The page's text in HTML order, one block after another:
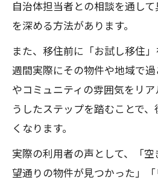
自治体担当者との相談を通し
を深める方法があります。
また、移住前に「お試し移住
週間実際にその物件や地域で
やコミュニティの雰囲気をリ
うしたステップを踏むことで
くなります。
実際の利用者の声として、「
望通りの物件が見つかった」